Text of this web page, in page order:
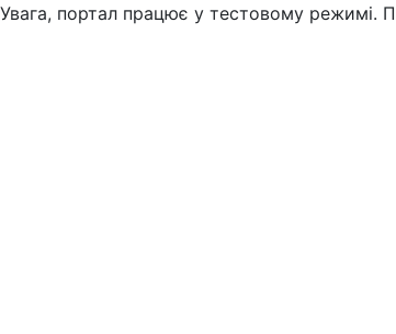
портал працює у тестовому режимі.